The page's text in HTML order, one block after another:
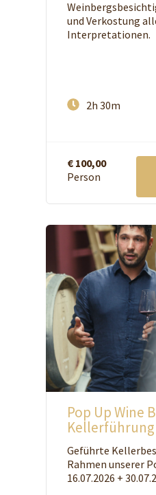
und Verkostung
Interpretationen.
2h 30m
€ 100,00
Person
Pop Up Wine
Kellerführung
Geführte
Rahmen unserer
16.07.2026 +